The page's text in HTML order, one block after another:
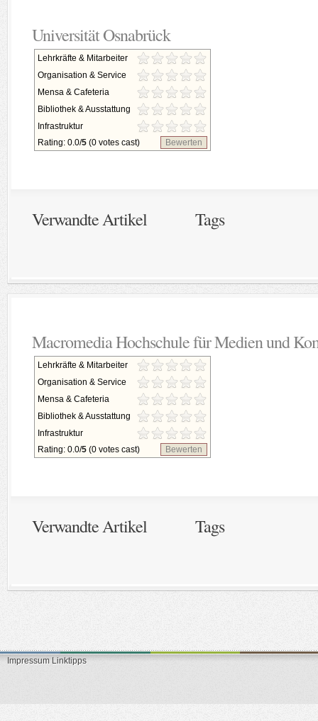
Universität Osnabrück
Lehrkräfte & Mitarbeiter
Organisation & Service
Mensa & Cafeteria
Bibliothek & Ausstattung
Infrastruktur
Rating: 0.0/5 (0 votes cast) Bewerten
Verwandte Artikel Tags
Macromedia Hochschule für Medien und
Lehrkräfte & Mitarbeiter
Organisation & Service
Mensa & Cafeteria
Bibliothek & Ausstattung
Infrastruktur
Rating: 0.0/5 (0 votes cast) Bewerten
Verwandte Artikel Tags
Impressum Linktipps